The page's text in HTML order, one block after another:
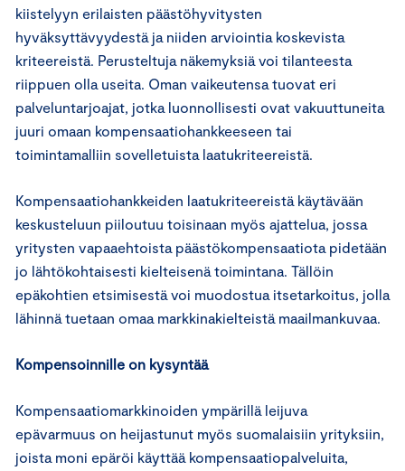
kiistelyyn erilaisten päästöhyvitysten
hyväksyttävyydestä ja niiden arviointia koskevista
kriteereistä. Perusteltuja näkemyksiä voi tilanteesta
riippuen olla useita. Oman vaikeutensa tuovat eri
palveluntarjoajat, jotka luonnollisesti ovat vakuuttuneita
juuri omaan kompensaatiohankkeeseen tai
toimintamalliin sovelletuista laatukriteereistä.
Kompensaatiohankkeiden laatukriteereistä käytävään
keskusteluun piiloutuu toisinaan myös ajattelua, jossa
yritysten vapaaehtoista päästökompensaatiota pidetään
jo lähtökohtaisesti kielteisenä toimintana. Tällöin
epäkohtien etsimisestä voi muodostua itsetarkoitus, jolla
lähinnä tuetaan omaa markkinakielteistä maailmankuvaa.
Kompensoinnille on kysyntää
Kompensaatiomarkkinoiden ympärillä leijuva
epävarmuus on heijastunut myös suomalaisiin yrityksiin,
joista moni epäröi käyttää kompensaatiopalveluita,